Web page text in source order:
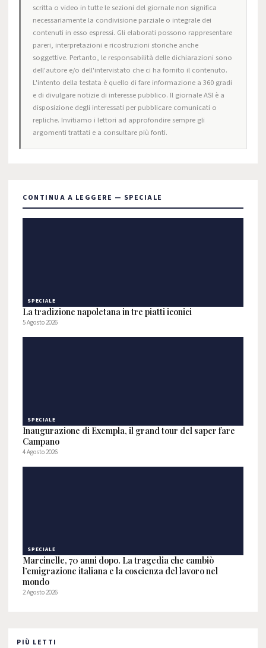
scritta o video in tutte le sezioni del giornale non significa
necessariamente la condivisione parziale o integrale dei
contenuti in esso espressi. Gli elaborati possono rappresentare
pareri, interpretazioni e ricostruzioni storiche anche
soggettive. Pertanto, le responsabilità delle dichiarazioni sono
dell'autore e/o dell'intervistato che ci ha fornito il contenuto.
L'intento della testata è quello di fare informazione a 360 gradi
e di divulgare notizie di interesse pubblico. Il giornale ASI è a
disposizione degli interessati per pubblicare comunicati o
repliche. Invitiamo i lettori ad approfondire sempre gli
argomenti trattati e a consultare più fonti.
CONTINUA A LEGGERE — SPECIALE
SPECIALE
La tradizione napoletana in tre piatti iconici
5 Agosto 2026
SPECIALE
Inaugurazione di Exempla, il grand tour del saper fare
Campano
4 Agosto 2026
SPECIALE
Marcinelle, 70 anni dopo. La tragedia che cambiò
l’emigrazione italiana e la coscienza del lavoro nel
mondo
2 Agosto 2026
PIÙ LETTI